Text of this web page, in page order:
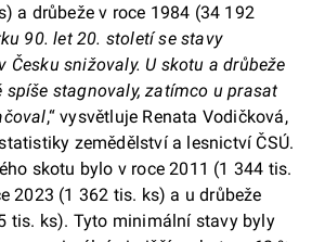
a drůbeže v roce 1984 (34 192
90. let 20. století se stavy
Česku snižovaly. U skotu a drůbeže
spíše stagnovaly, zatímco u prasat
,“ vysvětluje Renata Vodičková,
zemědělství a lesnictví ČSÚ.
skotu bylo v roce 2011 (1 344 tis.
2023 (1 362 tis. ks) a u drůbeže
tis. ks). Tyto minimální stavy byly